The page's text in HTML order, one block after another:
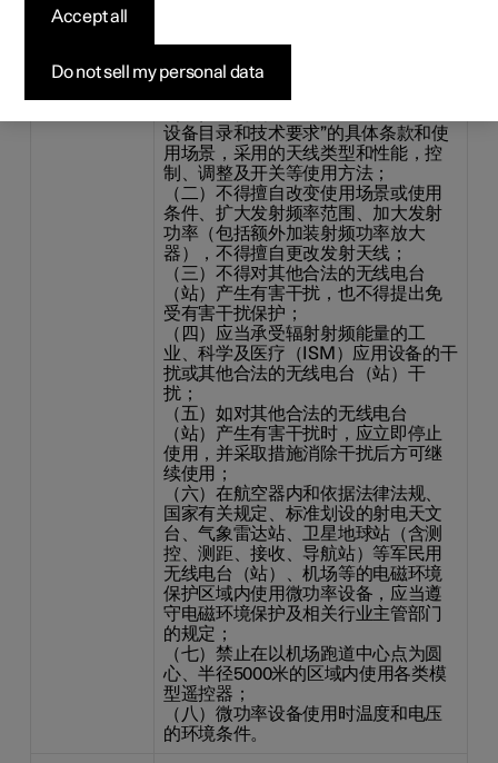
certificate
Country/Area
设备目录和技术要求”的具体条款和使
用场景，采用的天线类型和性能，控
制、调整及开关等使用方法；
（二）不得擅自改变使用场景或使用
条件、扩大发射频率范围、加大发射
功率（包括额外加装射频功率放大
器），不得擅自更改发射天线；
（三）不得对其他合法的无线电台
（站）产生有害干扰，也不得提出免
受有害干扰保护；
（四）应当承受辐射射频能量的工
业、科学及医疗（ISM）应用设备的干
扰或其他合法的无线电台（站）干
扰；
（五）如对其他合法的无线电台
（站）产生有害干扰时，应立即停止
使用，并采取措施消除干扰后方可继
续使用；
（六）在航空器内和依据法律法规、
国家有关规定、标准划设的射电天文
台、气象雷达站、卫星地球站（含测
控、测距、接收、导航站）等军民用
无线电台（站）、机场等的电磁环境
保护区域内使用微功率设备，应当遵
守电磁环境保护及相关行业主管部门
的规定；
（七）禁止在以机场跑道中心点为圆
心、半径5000米的区域内使用各类模
型遥控器；
（八）微功率设备使用时温度和电压
的环境条件。
Do not sell my personal data
Accept all